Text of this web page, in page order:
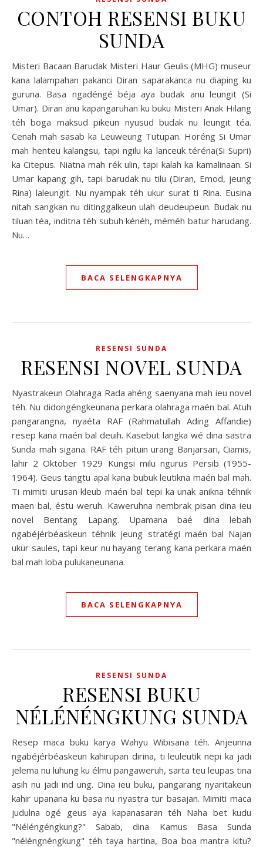
CONTOH RESENSI BUKU
SUNDA
Misteri Bacaan Barudak Misteri Haur Geulis (MHG) museur
kana lalampahan pakanci Diran saparakanca nu diaping ku
guruna. Basa ngadéngé béja aya budak anu leungit (Si
Umar). Diran anu kapangaruhan ku buku Misteri Anak Hilang
téh boga maksud pikeun nyusud budak nu leungit téa.
Cenah mah sasab ka Leuweung Tutupan. Horéng Si Umar
mah henteu kalangsu, tapi ngilu ka lanceuk téréna(Si Supri)
ka Citepus. Niatna mah rék ulin, tapi kalah ka kamalinaan. Si
Umar kapang gih, tapi barudak nu tilu (Diran, Emod, jeung
Rina) laleungit. Nu nyampak téh ukur surat ti Rina. Eusina
nitah sangkan nu ditinggalkeun ulah deudeupeun. Budak nu
tiluan téa, inditna téh subuh kénéh, méméh batur harudang.
Nu…
BACA SELENGKAPNYA
RESENSI SUNDA
RESENSI NOVEL SUNDA
Nyastrakeun Olahraga Rada ahéng saenyana mah ieu novel
téh. Nu didongéngkeunana perkara olahraga maén bal. Atuh
pangarangna, nyaéta RAF (Rahmatullah Ading Affandie)
resep kana maén bal deuih. Kasebut langka wé dina sastra
Sunda mah sigana. RAF téh pituin urang Banjarsari, Ciamis,
lahir 2 Oktober 1929 Kungsi milu ngurus Persib (1955-
1964). Geus tangtu apal kana bubuk leutikna maén bal mah.
Ti mimiti urusan kleub maén bal tepi ka unak anikna téhnik
maen bal, éstu weruh. Kaweruhna nembrak pisan dina ieu
novel Bentang Lapang. Upamana baé dina lebah
ngabéjérbéaskeun téhnik jeung stratégi maén bal Najan
ukur saules, tapi keur nu hayang terang kana perkara maén
bal mah loba pulukaneunana.
BACA SELENGKAPNYA
RESENSI SUNDA
RESENSI BUKU
NÉLÉNÉNGKUNG SUNDA
Resep maca buku karya Wahyu Wibisana téh. Anjeunna
ngabéjérbéaskeun kahirupan dirina, ti leuleutik nepi ka jadi
jelema nu luhung ku élmu pangaweruh, sarta teu leupas tina
asih nu jadi ind ung. Dina ieu buku, pangarang nyaritakeun
kahir upanana ku basa nu nyastra tur basajan. Mimiti maca
judulna ogé geus aya kapanasaran téh Naha bet kudu
"Néléngéngkung?" Sabab, dina Kamus Basa Sunda
"néléngnéngkung" téh taya hartina, Boa boa mantra kitu?